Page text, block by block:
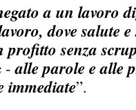
a un lavoro
dove salute e
profitto senza
-alle parole e alle
immediate”.